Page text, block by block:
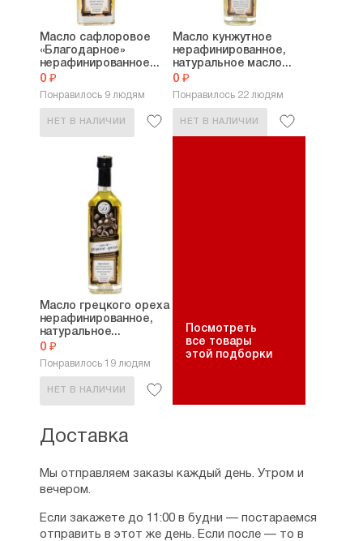
Масло сафлоровое
«Благодарное»
нерафинированное...
0 ₽
Понравилось 9 людям
НЕТ В НАЛИЧИИ
Масло кунжутное
нерафинированное,
натуральное масло...
0 ₽
Понравилось 22 людям
НЕТ В НАЛИЧИИ
Масло грецкого ореха
нерафинированное,
натуральное...
0 ₽
Понравилось 19 людям
НЕТ В НАЛИЧИИ
Посмотреть
все товары
этой подборки
Доставка
Мы отправляем заказы каждый день. Утром и
вечером.
Если закажете до 11:00 в будни — постараемся
отправить в этот же день. Если после — то в